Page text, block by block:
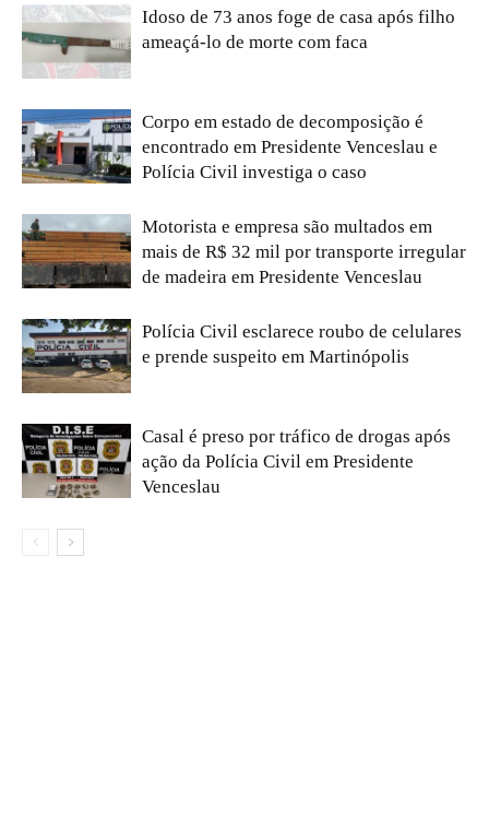
Idoso de 73 anos foge de casa após filho
ameaçá-lo de morte com faca
Corpo em estado de decomposição é
encontrado em Presidente Venceslau e
Polícia Civil investiga o caso
Motorista e empresa são multados em
mais de R$ 32 mil por transporte irregular
de madeira em Presidente Venceslau
Polícia Civil esclarece roubo de celulares
e prende suspeito em Martinópolis
Casal é preso por tráfico de drogas após
ação da Polícia Civil em Presidente
Venceslau